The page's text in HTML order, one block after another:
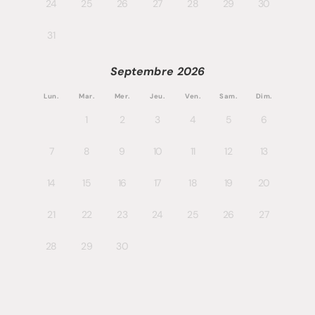
24 25 26 27 28 29 30
31
Septembre 2026
Lun. Mar. Mer. Jeu. Ven. Sam. Dim.
1 2 3 4 5 6
7 8 9 10 11 12 13
14 15 16 17 18 19 20
21 22 23 24 25 26 27
28 29 30